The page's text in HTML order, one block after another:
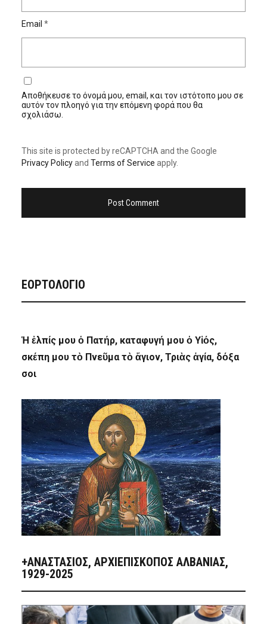
Email *
Αποθήκευσε το όνομά μου, email, και τον ιστότοπο μου σε
αυτόν τον πλοηγό για την επόμενη φορά που θα
σχολιάσω.
This site is protected by reCAPTCHA and the Google
Privacy Policyand Terms of Service apply.
ΕΟΡΤΟΛΟΓΙΟ
Ἡ ἐλπίς μου ὁ Πατήρ, καταφυγή μου ὁ Υἱός,
σκέπη μου τὸ Πνεῦμα τὸ ἅγιον, Τριὰς ἁγία, δόξα
σοι
+ΑΝΑΣΤΆΣΙΟΣ, ΑΡΧΙΕΠΊΣΚΟΠΟΣ ΑΛΒΑΝΊΑΣ,
1929-2025